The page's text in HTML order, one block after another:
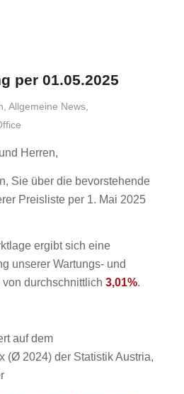
per 01.05.2025
, Allgemeine News,
Herren,
Sie über die bevorstehende
Preisliste per 1. Mai 2025
ergibt sich eine
unserer Wartungs- und
durchschnittlich 3,01%.
auf dem
(Ø 2024) der Statistik Austria,